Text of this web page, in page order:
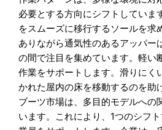
必要とする方向にシフトしていま
をスムーズに移行するソールを求
ありながら通気性のあるアッパー
の間で注目を集めています。軽い
作業をサポートします。滑りにく
かれた屋内の床を移動するのを助
ブーツ市場は、多目的モデルへの
います。これにより、1つのシフ